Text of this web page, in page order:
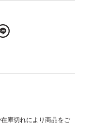
庫切れにより商品をご